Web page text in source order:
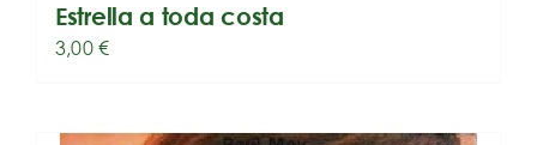
Estrella a toda costa
3,00€